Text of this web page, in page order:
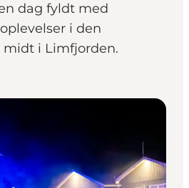
dag fyldt med
i den
i Limfjorden.